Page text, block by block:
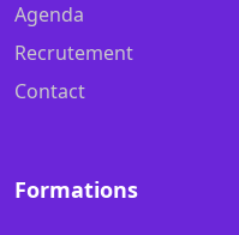
Agenda
Recrutement
Contact
Formations